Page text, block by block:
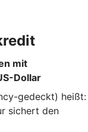
mit
Dollar
gedeckt) heißt:
sichert den